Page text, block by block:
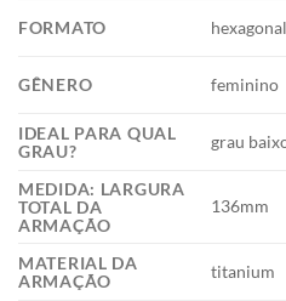
FORMATO hexagonal
GÊNERO feminino
IDEAL PARA QUAL
GRAU?
grau
MEDIDA: LARGURA
TOTAL DA
ARMAÇÃO
136mm
MATERIAL DA
ARMAÇÃO
titanium